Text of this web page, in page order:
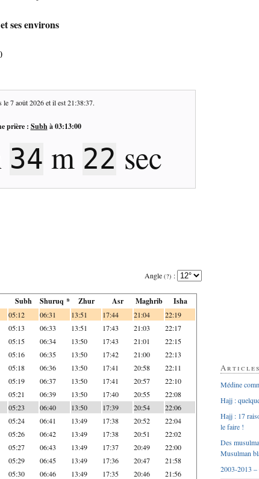
ses environs
le7 août 2026et il est21:38:38.
prière : Subhà03:13:00
34 m 21 sec
Angle (?) :
Subh Shuruq * Zhur Asr Maghrib Isha
05:12 06:31 13:51 17:44 21:04 22:19
05:13 06:33 13:51 17:43 21:03 22:17
05:15 06:34 13:50 17:43 21:01 22:15
05:16 06:35 13:50 17:42 21:00 22:13
05:18 06:36 13:50 17:41 20:58 22:11
05:19 06:37 13:50 17:41 20:57 22:10
05:21 06:39 13:50 17:40 20:55 22:08
05:23 06:40 13:50 17:39 20:54 22:06
05:24 06:41 13:49 17:38 20:52 22:04
05:26 06:42 13:49 17:38 20:51 22:02
05:27 06:43 13:49 17:37 20:49 22:00
05:29 06:45 13:49 17:36 20:47 21:58
05:30 06:46 13:49 17:35 20:46 21:56
Médine
Hajj :
Hajj : 17
le faire !
Des
Musulman
2003-2013 –